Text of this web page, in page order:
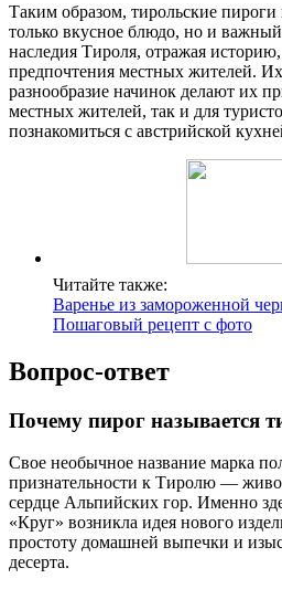
Таким образом, тирольские пироги
только вкусное блюдо, но и
наследия Тироля, отражая
предпочтения местных жителей.
разнообразие начинок делают их
местных жителей, так и для
познакомиться с австрийской
Читайте также:
Варенье из замороженной
Пошаговый рецепт с фото
Вопрос-ответ
Почему пирог называется
Свое необычное название марка
признательности к Тиролю —
сердце Альпийских гор. Именно
«Круг» возникла идея нового
простоту домашней выпечки и
десерта.